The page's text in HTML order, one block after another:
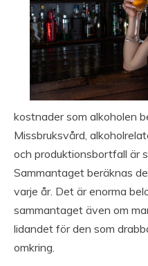
kostnader som alkoholen
Missbruksvård,
och produktionsbortfall är
Sammantaget beräknas
varje år. Det är enorma
sammantaget även om
lidandet för den som
omkring.